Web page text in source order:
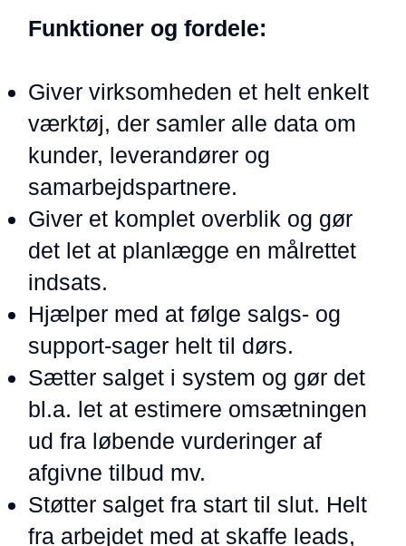
Funktioner og fordele:
Giver virksomheden et helt enkelt
værktøj, der samler alle data om
kunder, leverandører og
samarbejdspartnere.
Giver et komplet overblik og gør
det let at planlægge en målrettet
indsats.
Hjælper med at følge salgs- og
support-sager helt til dørs.
Sætter salget i system og gør det
bl.a. let at estimere omsætningen
ud fra løbende vurderinger af
afgivne tilbud mv.
Støtter salget fra start til slut. Helt
fra arbejdet med at skaffe leads,